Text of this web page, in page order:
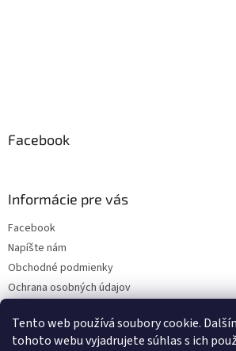
Tento web používá soubory cookie.
tohoto webu vyjadrujete súhlas s ich
Facebook
Informácie pre vás
Facebook
Napíšte nám
Obchodné podmienky
Ochrana osobných údajov